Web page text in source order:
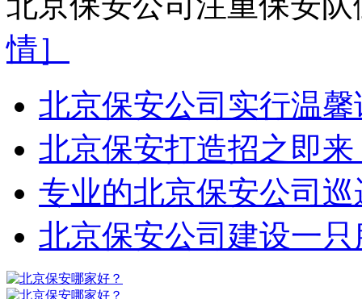
情］
北京保安公司实行温馨
北京保安打造招之即来
专业的北京保安公司巡
北京保安公司建设一只